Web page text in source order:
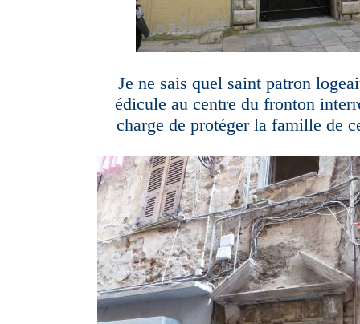
Je ne sais quel saint patron
édicule au centre du fronton
charge de protéger la famille de